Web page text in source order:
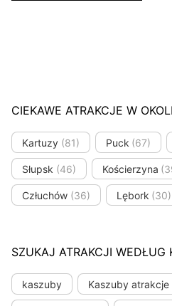
CIEKAWE ATRAKCJE W
Kartuzy (81) Puck (67)
Słupsk (46) Kościerzyna
Człuchów (36) Lębork (30)
SZUKAJ ATRAKCJI WEDŁUG
kaszuby Kaszuby atrakcje